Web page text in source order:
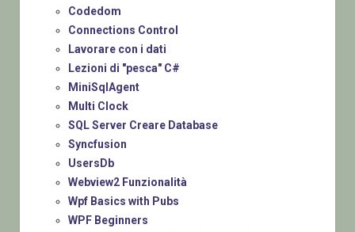
Codedom
Connections Control
Lavorare con i dati
Lezioni di "pesca" C#
MiniSqlAgent
Multi Clock
SQL Server Creare Database
Syncfusion
UsersDb
Webview2 Funzionalità
Wpf Basics with Pubs
WPF Beginners